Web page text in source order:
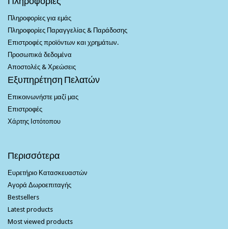
Πληροφορίες για εμάς
Πληροφορίες Παραγγελίας & Παράδοσης
Επιστροφές προϊόντων και χρημάτων.
Προσωπικά δεδομένα
Αποστολές & Χρεώσεις
Εξυπηρέτηση Πελατών
Επικοινωνήστε μαζί μας
Επιστροφές
Χάρτης Ιστότοπου
Περισσότερα
Ευρετήριο Κατασκευαστών
Αγορά Δωροεπιταγής
Bestsellers
Latest products
Most viewed products